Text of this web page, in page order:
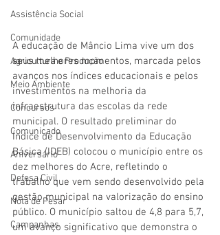
Assistência Social
Comunidade
Agricultura e Produção
Meio Ambiente
Concursos
Comunicado
Aniversário
Defesa Civil
Nota de Pesar
Campanhas
A educação de Mâncio Lima vive um dos
seus melhores momentos, marcada pelos
avanços nos índices educacionais e pelos
investimentos na melhoria da
infraestrutura das escolas da rede
municipal. O resultado preliminar do
Índice de Desenvolvimento da Educação
Básica (IDEB) colocou o município entre os
dez melhores do Acre, refletindo o
trabalho que vem sendo desenvolvido pela
gestão municipal na valorização do ensino
público. O município saltou de 4,8 para 5,7,
um avanço significativo que demonstra o